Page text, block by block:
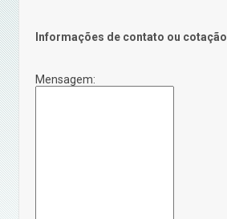
Informações de contato ou cotação
Mensagem: